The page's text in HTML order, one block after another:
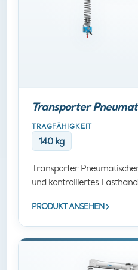
Transporter
TRAGFÄHIGKEIT
140 kg
Transporter
und kontrolliertes
PRODUKT ANSEHEN